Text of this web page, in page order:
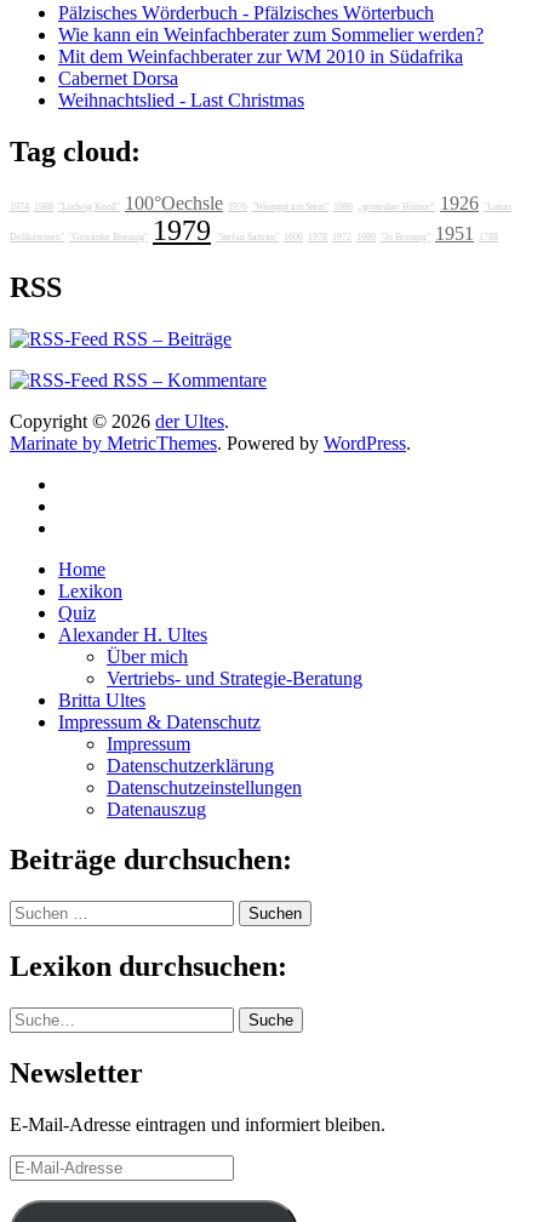
Pälzisches Wörderbuch - Pfälzisches Wörterbuch
Wie kann ein Weinfachberater zum Sommelier werden?
Mit dem Weinfachberater zur WM 2010 in Südafrika
Cabernet Dorsa
Weihnachtslied - Last Christmas
Tag cloud:
1974 1988 "Ludwig Knoll" 100°Oechsle 1976 "Weingut am Stein" 1986 „grotesker Humor“ 1926 "Lunas
Delikatessen" "Getränke Breunig" 1979 "Stefan Sattran" 1606 1978 1972 1989 "Jo Breunig" 1951 1788
RSS
RSS – Beiträge
RSS – Kommentare
Copyright © 2026 der Ultes.
Marinate by MetricThemes. Powered by WordPress.
Home
Lexikon
Quiz
Alexander H. Ultes
Über mich
Vertriebs- und Strategie-Beratung
Britta Ultes
Impressum & Datenschutz
Impressum
Datenschutzerklärung
Datenschutzeinstellungen
Datenauszug
Beiträge durchsuchen:
Suchen
nach:
Lexikon durchsuchen:
Suche Suche
Newsletter
E-Mail-Adresse eintragen und informiert bleiben.
E-
Mail-
Adresse